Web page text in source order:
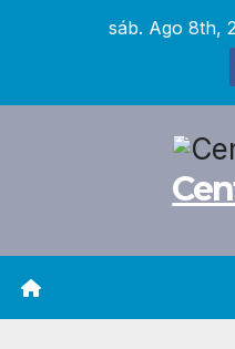
sáb. Ago 8th,